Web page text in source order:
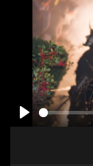
PLAY